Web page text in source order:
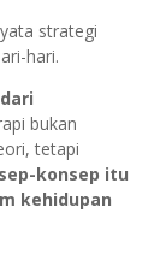
strategi
hari.
bukan
tetapi
konsep itu
kehidupan